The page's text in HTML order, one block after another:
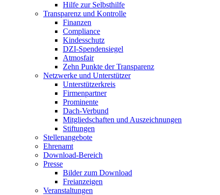
Hilfe zur Selbsthilfe
Transparenz und Kontrolle
Finanzen
Compliance
Kindesschutz
DZI-Spendensiegel
Atmosfair
Zehn Punkte der Transparenz
Netzwerke und Unterstützer
Unterstützerkreis
Firmenpartner
Prominente
Dach-Verbund
Mitgliedschaften und Auszeichnungen
Stiftungen
Stellenangebote
Ehrenamt
Download-Bereich
Presse
Bilder zum Download
Freianzeigen
Veranstaltungen